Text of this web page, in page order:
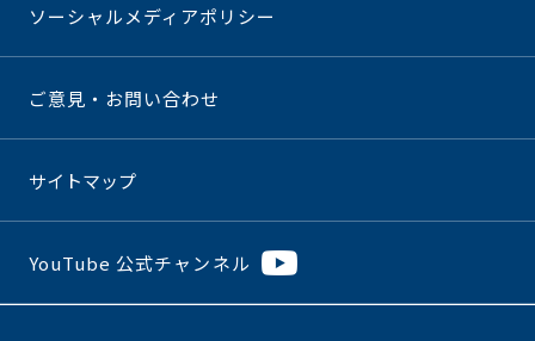
ソーシャルメディアポリシー
ご意見・お問い合わせ
サイトマップ
YouTube 公式チャンネル